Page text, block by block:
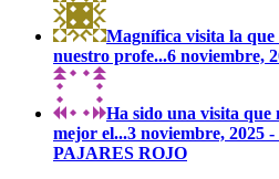
Magnífica visita la que
nuestro profe...6 noviembre,
Ha sido una visita
mejor el...3 noviembre, 2025
PAJARES ROJO